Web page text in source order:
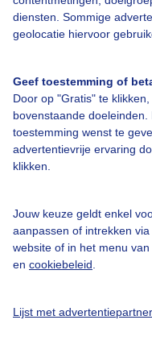
diensten. Sommige
geolocatie hiervoor
Geef toestemming of
Door op "Gratis" te
bovenstaande
toestemming wenst te
advertentievrije ervaring
klikken.
Jouw keuze geldt enkel
aanpassen of intrekken
website of in het menu
en cookiebeleid
Lijst met
Over Buienradar
Bedrijfsgegevens
Veelgestelde vragen
Contact
Toegankelijkheid
Adverteren
Buienradar Team
Privacy beleid